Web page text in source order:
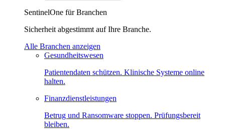
SentinelOne für Branchen
Sicherheit abgestimmt auf Ihre Branche.
Alle Branchen anzeigen
Gesundheitswesen
Patientendaten schützen. Klinische Systeme online
halten.
Finanzdienstleistungen
Betrug und Ransomware stoppen. Prüfungsbereit
bleiben.